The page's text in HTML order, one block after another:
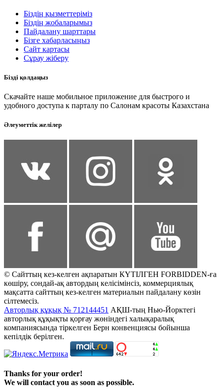
Біздің қызметтеріміз
Біздің жобаларымыз
Пайдалану шарттары
Бізге хабарласыңыз
Сайт картасы
Сұрау жіберу
Бізді қолдаңыз
Скачайте наше мобильное приложение для быстрого и
удобного доступа к парталу по Салонам красоты Казахстана
Әлеуметтік желілер
© Сайттың кез-келген ақпаратын КҮТІЛГЕН FORBIDDEN-ға
көшіру, сондай-ақ автордың келісімінсіз, коммерциялық
мақсатта сайттың кез-келген материалын пайдалану көзін
сілтемесіз.
Авторлық құқық № 712144451 АҚШ-тың Нью-Йорктегі
авторлық құқықты қорғау жөніндегі халықаралық
компаниясында тіркелген Берн конвенциясы бойынша
кепілдік берілген.
Thanks for your order!
We will contact you as soon as possible.